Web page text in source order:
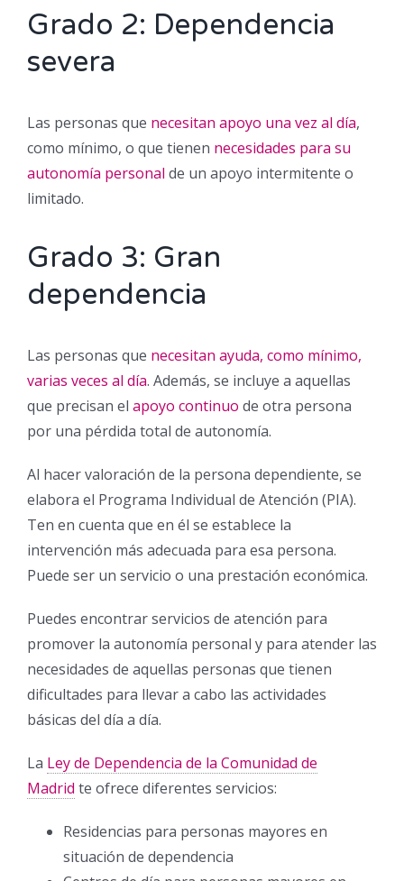
Grado 2: Dependencia
severa
Las personas que necesitan apoyo una vez al día,
como mínimo, o que tienen necesidades para su
autonomía personal de un apoyo intermitente o
limitado.
Grado 3: Gran
dependencia
Las personas que necesitan ayuda, como mínimo,
varias veces al día. Además, se incluye a aquellas
que precisan el apoyo continuo de otra persona
por una pérdida total de autonomía.
Al hacer valoración de la persona dependiente, se
elabora el Programa Individual de Atención (PIA).
Ten en cuenta que en él se establece la
intervención más adecuada para esa persona.
Puede ser un servicio o una prestación económica.
Puedes encontrar servicios de atención para
promover la autonomía personal y para atender las
necesidades de aquellas personas que tienen
dificultades para llevar a cabo las actividades
básicas del día a día.
La Ley de Dependencia de la Comunidad de
Madrid te ofrece diferentes servicios:
Residencias para personas mayores en
situación de dependencia